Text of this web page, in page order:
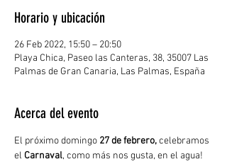
Horario y ubicación
26 Feb 2022, 15:50 – 20:50
Playa Chica, Paseo las Canteras, 38, 35007 Las
Palmas de Gran Canaria, Las Palmas, España
Acerca del evento
El próximo domingo 27 de febrero, celebramos
el Carnaval, como más nos gusta, en el agua!